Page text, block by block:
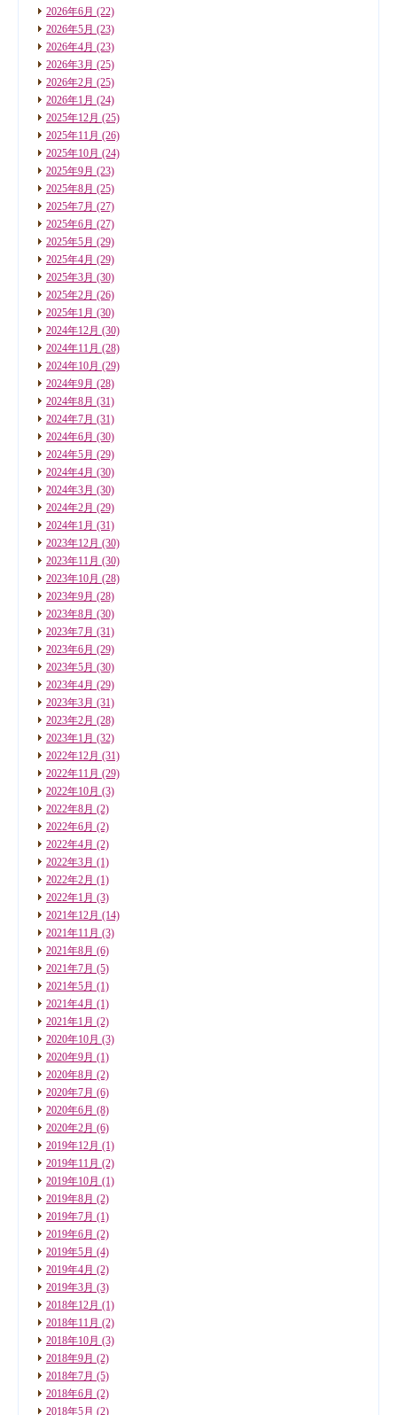
2026年6月 (22)
2026年5月 (23)
2026年4月 (23)
2026年3月 (25)
2026年2月 (25)
2026年1月 (24)
2025年12月 (25)
2025年11月 (26)
2025年10月 (24)
2025年9月 (23)
2025年8月 (25)
2025年7月 (27)
2025年6月 (27)
2025年5月 (29)
2025年4月 (29)
2025年3月 (30)
2025年2月 (26)
2025年1月 (30)
2024年12月 (30)
2024年11月 (28)
2024年10月 (29)
2024年9月 (28)
2024年8月 (31)
2024年7月 (31)
2024年6月 (30)
2024年5月 (29)
2024年4月 (30)
2024年3月 (30)
2024年2月 (29)
2024年1月 (31)
2023年12月 (30)
2023年11月 (30)
2023年10月 (28)
2023年9月 (28)
2023年8月 (30)
2023年7月 (31)
2023年6月 (29)
2023年5月 (30)
2023年4月 (29)
2023年3月 (31)
2023年2月 (28)
2023年1月 (32)
2022年12月 (31)
2022年11月 (29)
2022年10月 (3)
2022年8月 (2)
2022年6月 (2)
2022年4月 (2)
2022年3月 (1)
2022年2月 (1)
2022年1月 (3)
2021年12月 (14)
2021年11月 (3)
2021年8月 (6)
2021年7月 (5)
2021年5月 (1)
2021年4月 (1)
2021年1月 (2)
2020年10月 (3)
2020年9月 (1)
2020年8月 (2)
2020年7月 (6)
2020年6月 (8)
2020年2月 (6)
2019年12月 (1)
2019年11月 (2)
2019年10月 (1)
2019年8月 (2)
2019年7月 (1)
2019年6月 (2)
2019年5月 (4)
2019年4月 (2)
2019年3月 (3)
2018年12月 (1)
2018年11月 (2)
2018年10月 (3)
2018年9月 (2)
2018年7月 (5)
2018年6月 (2)
2018年5月 (2)